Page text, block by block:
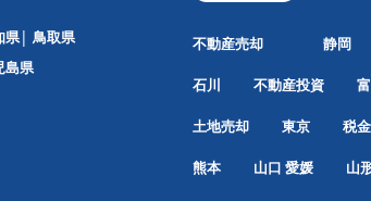
県
鳥取県
島県
不動産売却 静岡
石川 不動産投資
土地売却 東京 税
熊本 山口 愛媛 山